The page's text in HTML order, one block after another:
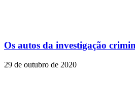
Os autos da investigação
29 de outubro de 2020